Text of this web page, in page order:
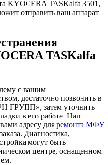
KYOCERA TASKalfa 3501,
отправить ваш аппарат
TASKalfa
с вашим
достаточно позвонить в
ГРУПП», затем уточнить
в его работе. Наш
адресу для ремонта МФУ
Диагностика,
могут быть
центре, оснащенном